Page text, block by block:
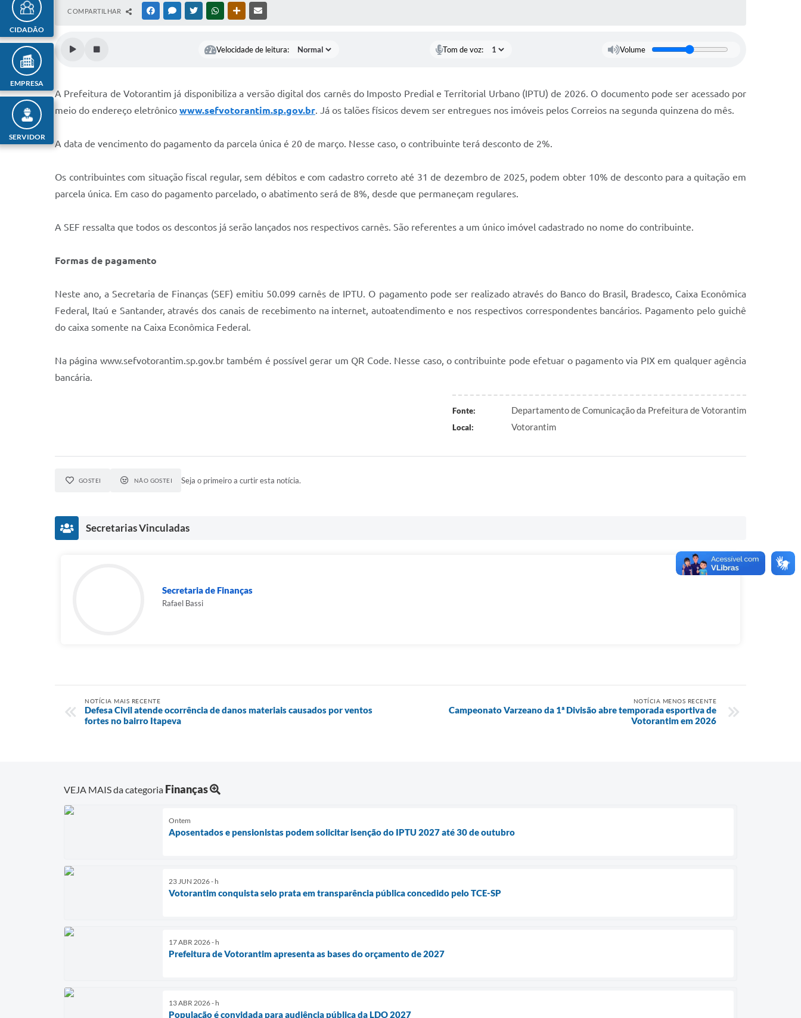
CIDADÃO
EMPRESA
SERVIDOR
COMPARTILHAR FACEBOOKMESSENGER
TWITTERWHATSAPPOUTRAS MÍDIAS
Velocidade de leitura: Tom de voz: Volume
A Prefeitura de Votorantim já disponibiliza a versão digital dos carnês do Imposto Predial e Territorial Urbano (IPTU) de 2026. O documento pode ser acessado por
meio do endereço eletrônico www.sefvotorantim.sp.gov.br. Já os talões físicos devem ser entregues nos imóveis pelos Correios na segunda quinzena do mês.
A data de vencimento do pagamento da parcela única é 20 de março. Nesse caso, o contribuinte terá desconto de 2%.
Os contribuintes com situação fiscal regular, sem débitos e com cadastro correto até 31 de dezembro de 2025, podem obter 10% de desconto para a quitação em
parcela única. Em caso do pagamento parcelado, o abatimento será de 8%, desde que permaneçam regulares.
A SEF ressalta que todos os descontos já serão lançados nos respectivos carnês. São referentes a um único imóvel cadastrado no nome do contribuinte.
Formas de pagamento
Neste ano, a Secretaria de Finanças (SEF) emitiu 50.099 carnês de IPTU. O pagamento pode ser realizado através do Banco do Brasil, Bradesco, Caixa Econômica
Federal, Itaú e Santander, através dos canais de recebimento na internet, autoatendimento e nos respectivos correspondentes bancários. Pagamento pelo guichê
do caixa somente na Caixa Econômica Federal.
Na página www.sefvotorantim.sp.gov.br também é possível gerar um QR Code. Nesse caso, o contribuinte pode efetuar o pagamento via PIX em qualquer agência
bancária.
Fonte: Departamento de Comunicação da Prefeitura de Votorantim
Local: Votorantim
GOSTEI NÃO GOSTEI Seja o primeiro a curtir esta notícia.
Secretarias Vinculadas
Secretaria de Finanças
Rafael Bassi
NOTÍCIA MAIS RECENTE
Defesa Civil atende ocorrência de danos materiais causados por ventos
fortes no bairro Itapeva
NOTÍCIA MENOS RECENTE
Campeonato Varzeano da 1ª Divisão abre temporada esportiva de
Votorantim em 2026
VEJA MAIS da categoria Finanças
Ontem
Aposentados e pensionistas podem solicitar isenção do IPTU 2027 até 30 de outubro
23 JUN 2026 - h
Votorantim conquista selo prata em transparência pública concedido pelo TCE-SP
17 ABR 2026 - h
Prefeitura de Votorantim apresenta as bases do orçamento de 2027
13 ABR 2026 - h
População é convidada para audiência pública da LDO 2027